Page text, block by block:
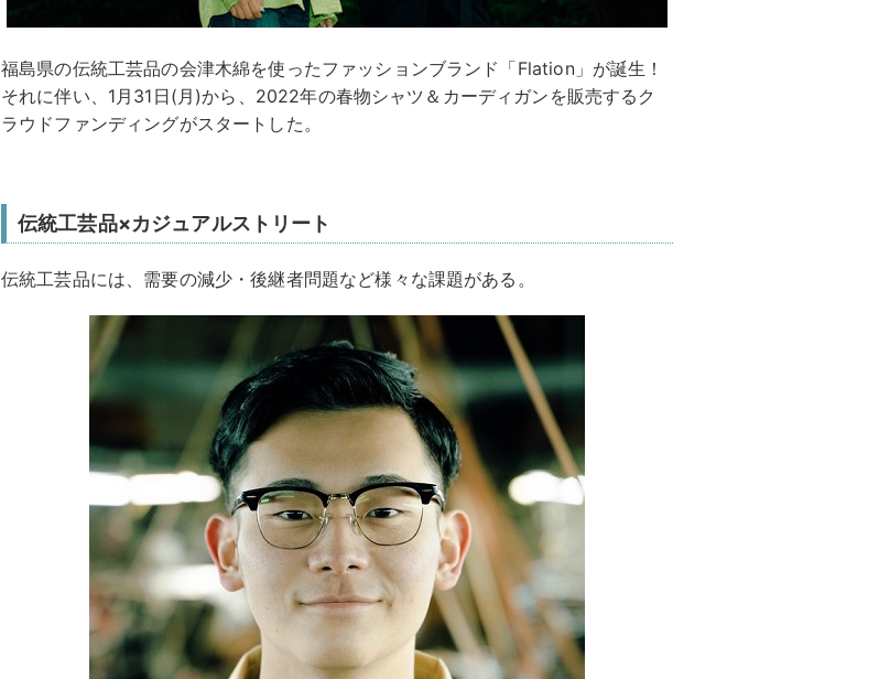
福島県の伝統工芸品の会津木綿を使ったファッションブランド「Flation」が誕生！
それに伴い、1月31日(月)から、2022年の春物シャツ＆カーディガンを販売するク
ラウドファンディングがスタートした。
伝統工芸品×カジュアルストリート
伝統工芸品には、需要の減少・後継者問題など様々な課題がある。